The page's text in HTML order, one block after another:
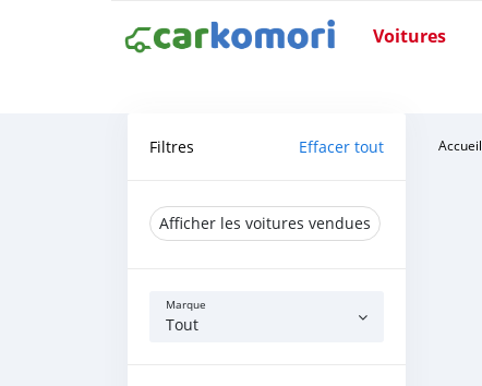
Voitures
Filtres Effacer tout
Afficher les voitures vendues
Marque
Tout
Accueil